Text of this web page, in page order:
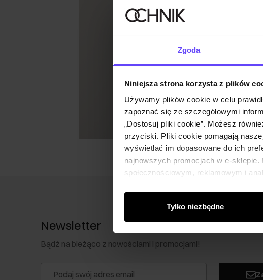
Zgoda
Niniejsza strona korzysta z plików
Używamy plików cookie w celu
zapoznać się ze szczegółowymi
„Dostosuj pliki cookie”. Możesz
przyciski. Pliki cookie pomagają
wyświetlać im dopasowane do ich
najnowszych promocjach w e-
społecznościowym, reklamowym i
od Ciebie lub uzyskanymi podczas
Tylko niezbędne
Newsletter
Bądź na bieżąco z nowościami i promocjami!